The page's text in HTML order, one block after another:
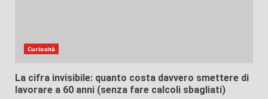
Curiosità
La cifra invisibile: quanto costa davvero smettere di
lavorare a 60 anni (senza fare calcoli sbagliati)